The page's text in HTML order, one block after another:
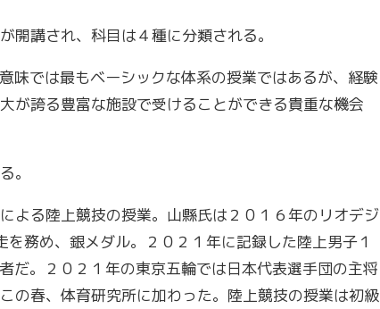
講され、科目は４種に分類される。
では最もベーシックな体系の授業ではあるが、経験
が誇る豊富な施設で受けることができる貴重な機会
。
る陸上競技の授業。山縣氏は２０１６年のリオデジ
務め、銀メダル。２０２１年に記録した陸上男子１
だ。２０２１年の東京五輪では日本代表選手団の主将
の春、体育研究所に加わった。陸上競技の授業は初級